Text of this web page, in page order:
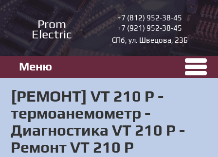
Prom
Electric
+7 (812) 952-38-45
+7 (921) 952-38-45
СПб, ул. Швецова, 23Б
Меню
[РЕМОНТ] VT 210 P -
термоанемометр -
Диагностика VT 210 P -
Ремонт VT 210 P